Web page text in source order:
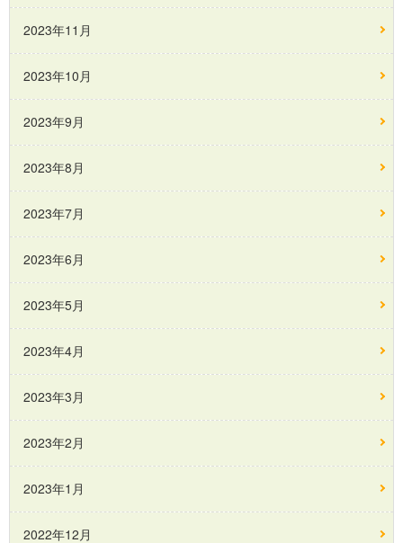
2023年11月
2023年10月
2023年9月
2023年8月
2023年7月
2023年6月
2023年5月
2023年4月
2023年3月
2023年2月
2023年1月
2022年12月